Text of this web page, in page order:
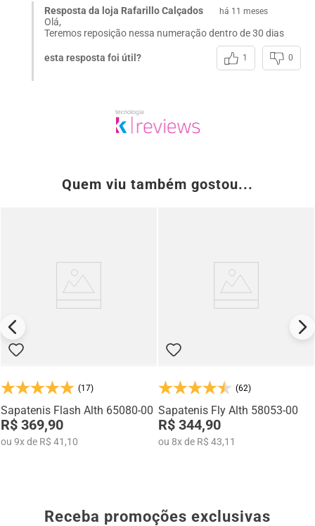
Resposta da loja Rafarillo Calçados há 11 meses
Olá,
Teremos reposição nessa numeração dentro de 30 dias
esta resposta foi útil? 1 0
Quem viu também gostou...
(17)
Sapatenis Flash Alth 65080-00
R$ 369,90
ou 9xde R$ 41,10
(62)
Sapatenis Fly Alth 58053-00
R$ 344,90
ou 8xde R$ 43,11
Receba promoções exclusivas